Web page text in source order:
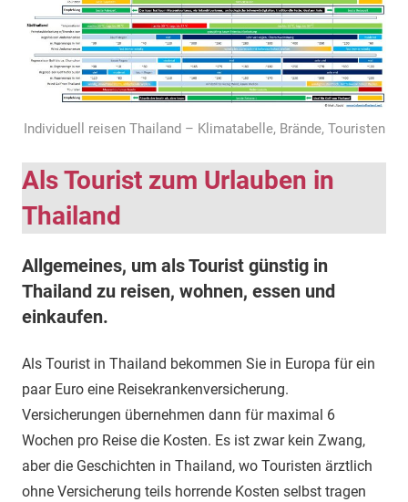
Individuell reisen Thailand – Klimatabelle, Brände, Touristen
Als Tourist zum Urlauben in
Thailand
Allgemeines, um als Tourist günstig in
Thailand zu reisen, wohnen, essen und
einkaufen.
Als Tourist in Thailand bekommen Sie in Europa für ein
paar Euro eine Reisekrankenversicherung.
Versicherungen übernehmen dann für maximal 6
Wochen pro Reise die Kosten. Es ist zwar kein Zwang,
aber die Geschichten in Thailand, wo Touristen ärztlich
ohne Versicherung teils horrende Kosten selbst tragen